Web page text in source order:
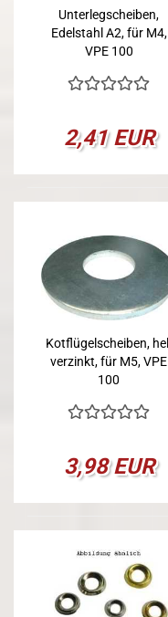
Unterlegscheiben,
Edelstahl A2, für M4,
VPE 100
2,41 EUR
Kotflügelscheiben, hell
verzinkt, für M5, VPE
100
3,98 EUR